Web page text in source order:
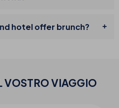
hotel offer brunch?
VOSTROVIAGGIO